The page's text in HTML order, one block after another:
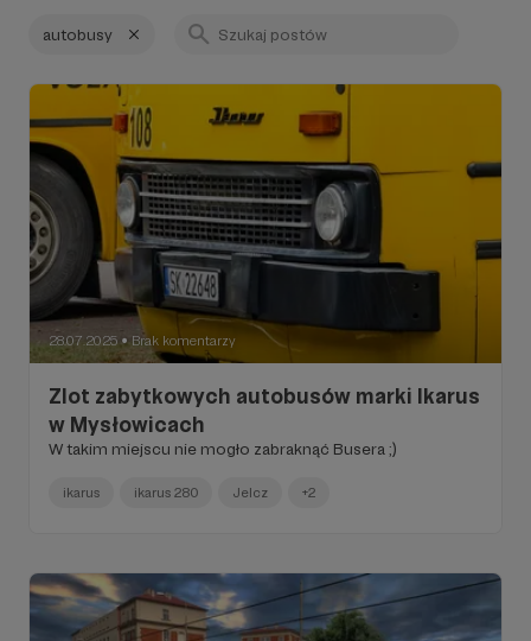
autobusy
28.07.2025 ● Brak komentarzy
Zlot zabytkowych autobusów marki Ikarus
w Mysłowicach
W takim miejscu nie mogło zabraknąć Busera ;)
ikarus ikarus 280 Jelcz +2